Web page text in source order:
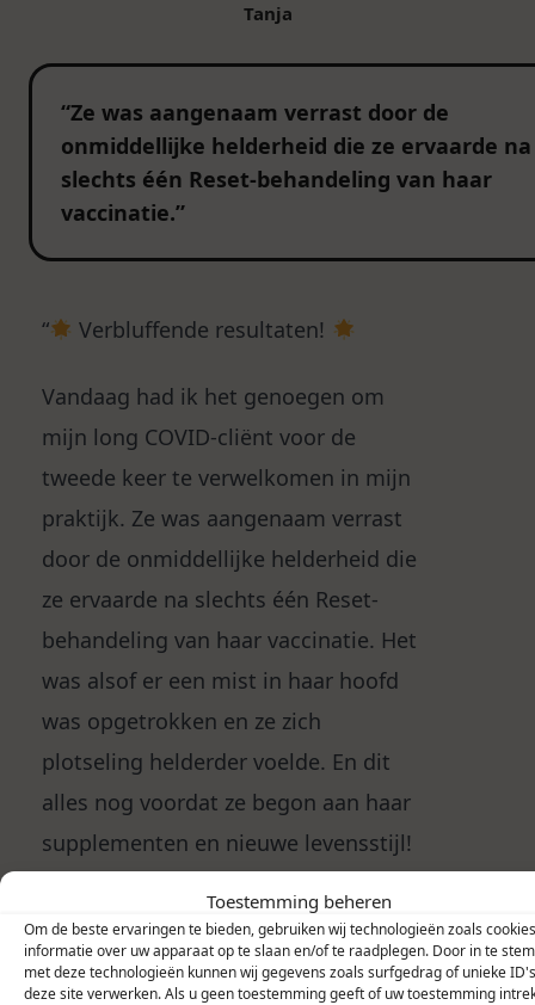
Toestemming beheren
Om de beste ervaringen te bieden, gebruiken wij technologieën zoals
informatie over uw apparaat op te slaan en/of te raadplegen. Door in te
met deze technologieën kunnen wij gegevens zoals surfgedrag of unieke
deze site verwerken. Als u geen toestemming geeft of uw toestemming
Tanja
“Ze was aangenaam verrast door de
onmiddellijke helderheid die ze ervaarde na
slechts één Reset-behandeling van haar
vaccinatie.”
“ Verbluffende resultaten!
Vandaag had ik het genoegen om
mijn long COVID-cliënt voor de
tweede keer te verwelkomen in mijn
praktijk. Ze was aangenaam verrast
door de onmiddellijke helderheid die
ze ervaarde na slechts één Reset-
behandeling van haar vaccinatie. Het
was alsof er een mist in haar hoofd
was opgetrokken en ze zich
plotseling helderder voelde. En dit
alles nog voordat ze begon aan haar
supplementen en nieuwe levensstijl!
Deze kleine wonderen blijven me
verbazen en bevestigen mijn passie
voor mijn werk. Het is een voorrecht